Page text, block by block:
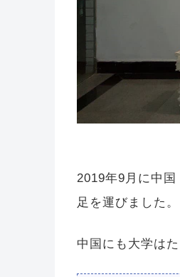
2019年9月に中
足を運びました。
中国にも大学は